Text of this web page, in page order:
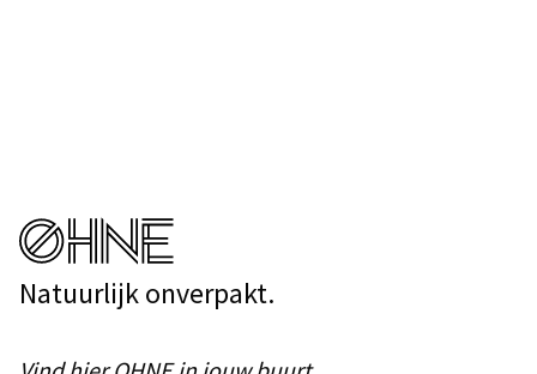
Natuurlijk onverpakt.